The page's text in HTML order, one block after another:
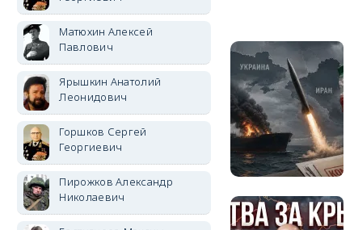
Матюхин Алексей
Павлович
Ярышкин Анатолий
Леонидович
Горшков Сергей
Георгиевич
Пирожков Александр
Николаевич